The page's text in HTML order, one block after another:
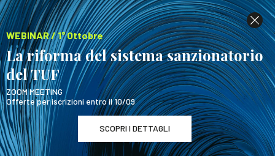
WEBINAR / 1° Ottobre
La riforma del sistema sanzionatorio
del TUF
ZOOM MEETING
Offerte per iscrizioni entro il 10/09
SCOPRI I DETTAGLI